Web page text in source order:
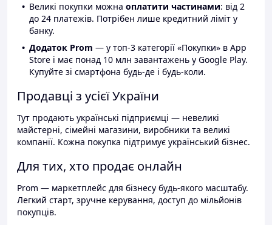
Великі покупки можна оплатити частинами: від 2
до 24 платежів. Потрібен лише кредитний ліміт у
банку.
Додаток Prom — у топ-3 категорії «Покупки» в App
Store і має понад 10 млн завантажень у Google Play.
Купуйте зі смартфона будь-де і будь-коли.
Продавці з усієї України
Тут продають українські підприємці — невеликі
майстерні, сімейні магазини, виробники та великі
компанії. Кожна покупка підтримує український бізнес.
Для тих, хто продає онлайн
Prom — маркетплейс для бізнесу будь-якого масштабу.
Легкий старт, зручне керування, доступ до мільйонів
покупців.